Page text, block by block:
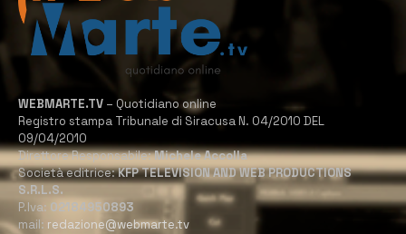
WEBMARTE.TV – Quotidiano online
Registro stampa Tribunale di Siracusa N. 04/2010 DEL
09/04/2010
Direttore Responsabile:Michele Accolla
Società editrice:KFP TELEVISION AND WEB PRODUCTIONS
S.R.L.S.
P.Iva: 02184950893
mail: redazione@webmarte.tv